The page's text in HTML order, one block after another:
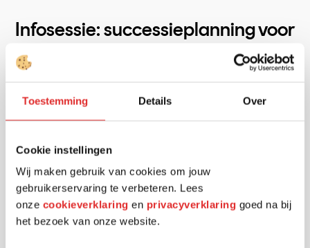
Toestemming Details Over
Cookie instellingen
Wij maken gebruik van cookies om jouw
gebruikerservaring te verbeteren. Lees
onze cookieverklaring en privacyverklaring goed na bij
het bezoek van onze website.
Infosessie: successieplanning voor
meerwaardebelasting 2026
meer mogelijk.